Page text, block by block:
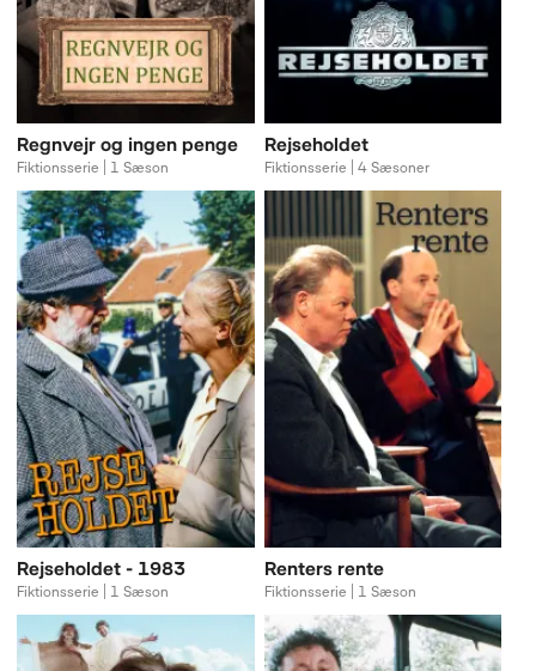
Regnvejr og ingen penge
Fiktionsserie | 1 Sæson
Rejseholdet
Fiktionsserie | 4 Sæsoner
Rejseholdet - 1983
Fiktionsserie | 1 Sæson
Renters rente
Fiktionsserie | 1 Sæson